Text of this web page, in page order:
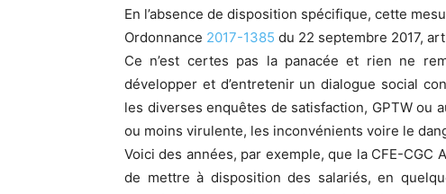
En l’absence de disposition spécifique, cette
Ordonnance 2017-1385 du 22 septembre 2017,
Ce n’est certes pas la panacée et rien ne
développer et d’entretenir un dialogue social
les diverses enquêtes de satisfaction, GPTW ou
ou moins virulente, les inconvénients voire le
Voici des années, par exemple, que la CFE-CGC
de mettre à disposition des salariés, en